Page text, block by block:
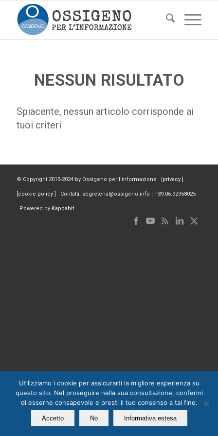
NESSUN RISULTATO
Spiacente, nessun articolo corrisponde ai
tuoi criteri
© Copyright 2015-2024 by Ossigeno per l'informazione [privacy ]
[cookie policy ] Contatti: segreteria@ossigeno.info | +39.06.92958025 -
Powered by Kappabit
Utilizziamo i cookie per assicurarti la migliore esperienza su
questo sito. Nel proseguire nella sua consultazione, confermi
di esserne consapevole e presti il tuo consenso a tal fine.
Accetto No Informativa estesa